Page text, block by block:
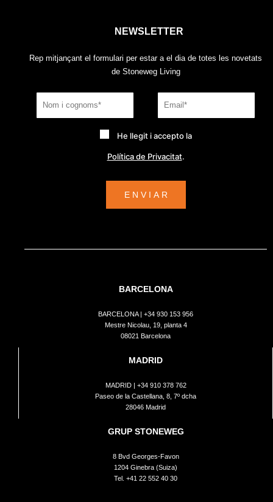
NEWSLETTER
Rep mitjançant el formulari per estar a el dia de totes les novetats
de Stoneweg Living
He llegit i accepto la
Política de Privacitat.
BARCELONA
BARCELONA | +34 930 153 956
Mestre Nicolau, 19, planta 4
08021 Barcelona
MADRID
MADRID | +34 910 378 762
Paseo de la Castellana, 8, 7º dcha
28046 Madrid
GRUP STONEWEG
8 Bvd Georges-Favon
1204 Ginebra (Suiza)
Tel. +41 22 552 40 30